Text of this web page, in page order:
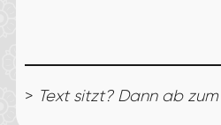
> Text sitzt? Dann ab zum